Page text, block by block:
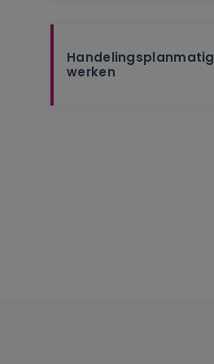
Handelingsplanmatig
werken